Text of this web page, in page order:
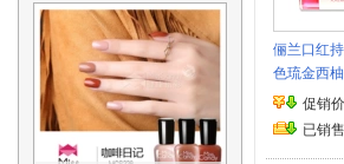
俪兰口红
色琉金西
促销
已销